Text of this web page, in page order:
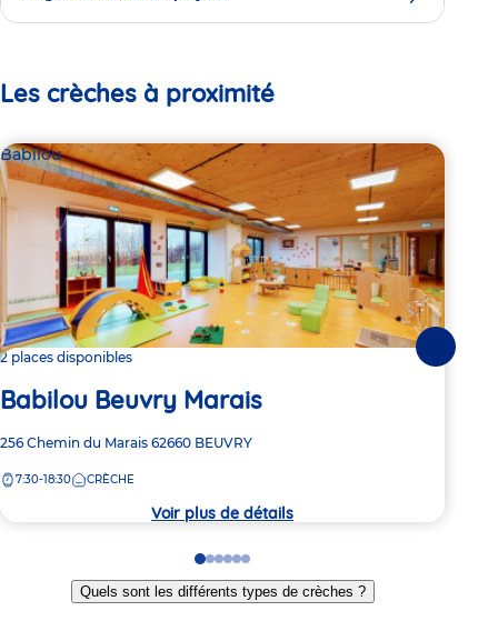
Les crèches à proximité
Babilou
2 places disponibles
Babilou Beuvry Marais
Adresse
la
256 Chemin du Marais 62660 BEUVRY
7:30-18:30 CRÈCHE
Voir plus de détails
Go
to
slide
Go
to
slide
Go
to
slide
Go
to
slide
Go
to
slide
Go
to
slide
Quels sont les différents types de crèches ?